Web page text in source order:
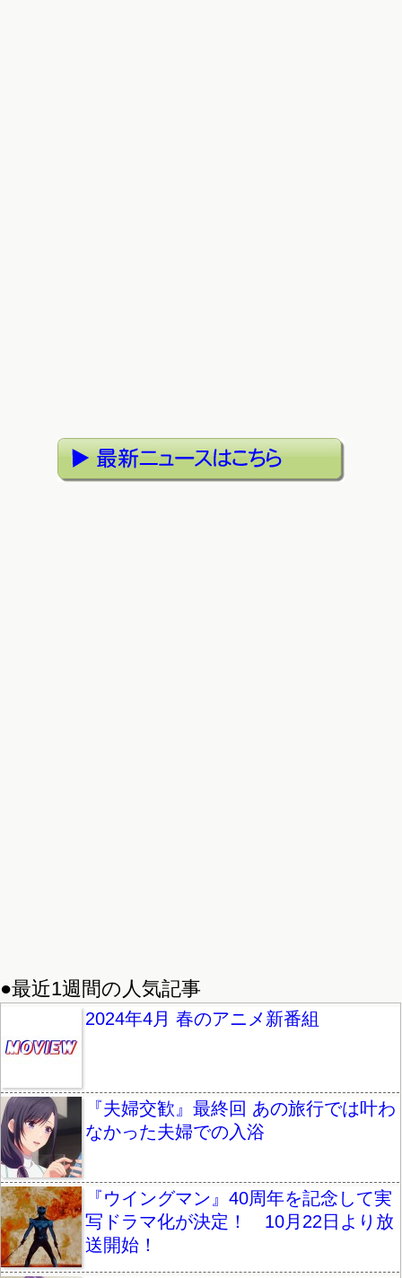
●最近1週間の人気記事
2024年4月 春のアニメ新番組
『夫婦交歓』最終回 あの旅行では叶わ
なかった夫婦での入浴
『ウイングマン』40周年を記念して実
写ドラマ化が決定！ 10月22日より放
送開始！